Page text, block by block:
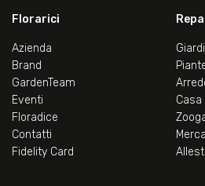
Florarici
Azienda
Brand
GardenTeam
Eventi
Floradice
Contatti
Fidelity Card